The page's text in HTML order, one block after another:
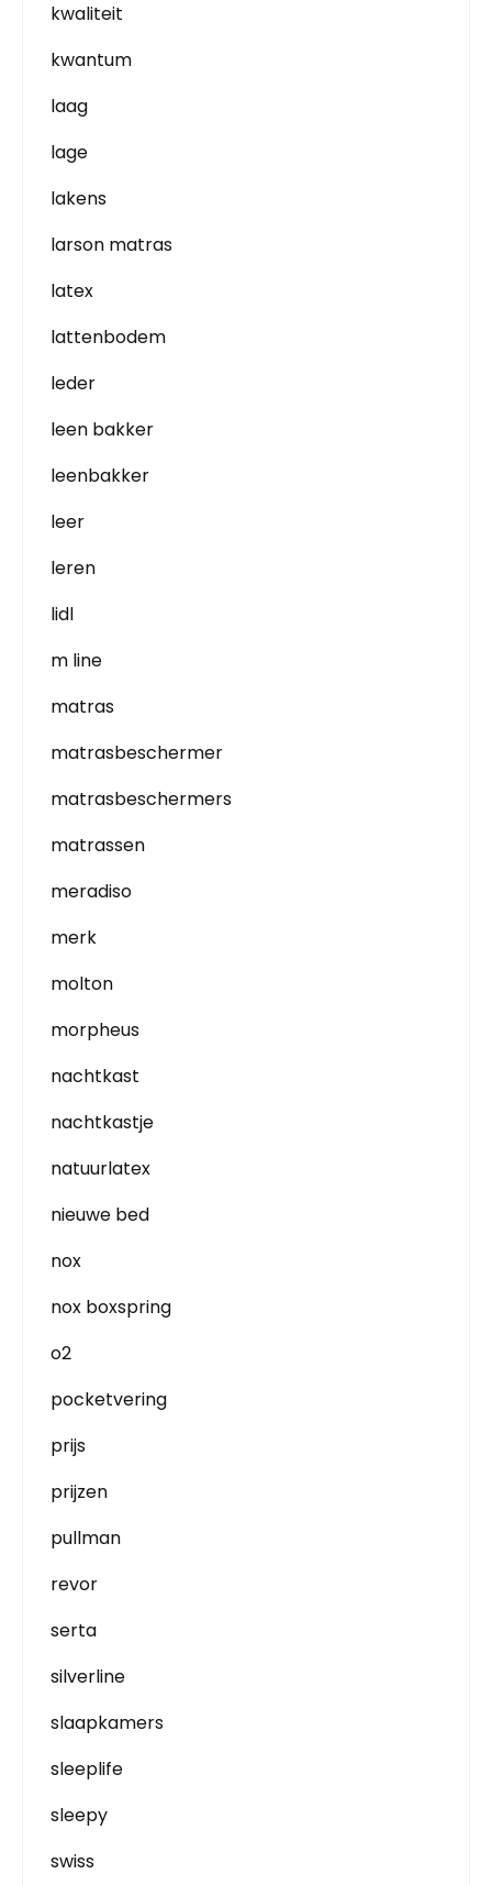
kwaliteit
kwantum
laag
lage
lakens
larson matras
latex
lattenbodem
leder
leen bakker
leenbakker
leer
leren
lidl
m line
matras
matrasbeschermer
matrasbeschermers
matrassen
meradiso
merk
molton
morpheus
nachtkast
nachtkastje
natuurlatex
nieuwe bed
nox
nox boxspring
o2
pocketvering
prijs
prijzen
pullman
revor
serta
silverline
slaapkamers
sleeplife
sleepy
swiss